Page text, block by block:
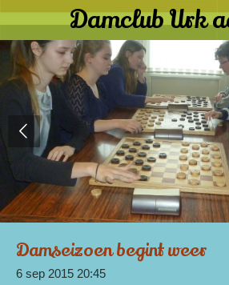
direct
naar
de
hoofdinhoud
Damclub Urk
Damseizoen begint weer
6 sep 2015 20:45